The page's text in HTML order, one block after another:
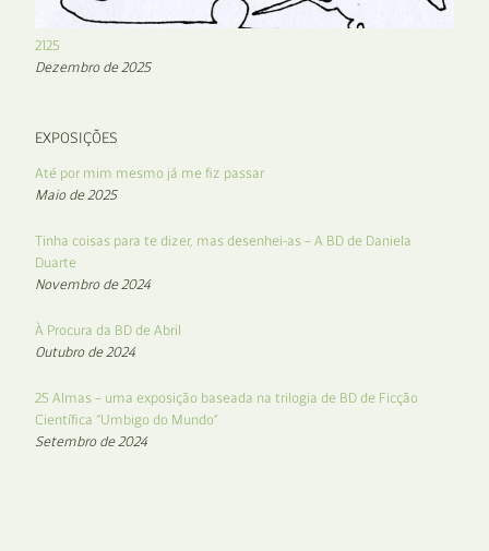
2125
Dezembro de 2025
EXPOSIÇÕES
Até por mim mesmo já me fiz passar
Maio de 2025
Tinha coisas para te dizer, mas desenhei-as – A BD de Daniela
Duarte
Novembro de 2024
À Procura da BD de Abril
Outubro de 2024
25 Almas – uma exposição baseada na trilogia de BD de Ficção
Científica “Umbigo do Mundo”
Setembro de 2024